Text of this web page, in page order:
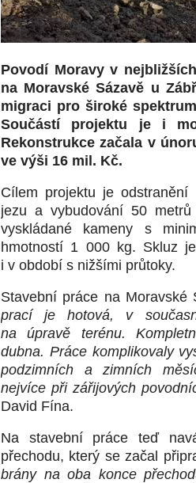
Povodí Moravy v
na Moravské Sázavě u
migraci pro široké
Součástí projektu je i
Rekonstrukce začala v
ve výši 16 mil. Kč.
Cílem projektu je
jezu a vybudování 50
vyskládané kameny s
hmotností 1 000 kg. Skluz
i v období s nižšími průtoky.
Stavební práce na
prací je hotová, v
na úpravě terénu.
dubna. Práce komplikovaly
podzimních a zimních
nejvíce při zářijových
David Fína.
Na stavební práce teď
přechodu, který se začal
brány na oba konce